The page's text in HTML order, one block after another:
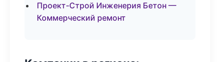
Проект-Строй Инженерия Бетон —
Коммерческий ремонт